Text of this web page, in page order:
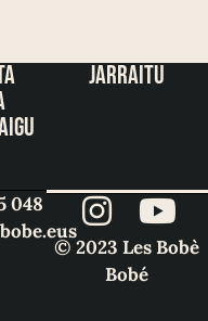
048
jarraitu
© 2023 Les Bobè
Bobé